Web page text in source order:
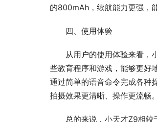
的800mAh，续航能力更强，
四、使用体验
从用户的使用体验来看，
些教育程序和游戏，能够更好
通过简单的语音命令完成各种
拍摄效果更清晰、操作更流畅。
总的来说，小天才Z9相较